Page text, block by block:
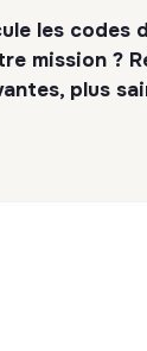
les codes
mission ?
plus